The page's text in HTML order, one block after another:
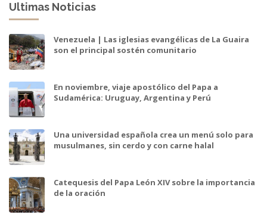
Ultimas Noticias
Venezuela | Las iglesias evangélicas de La Guaira
son el principal sostén comunitario
En noviembre, viaje apostólico del Papa a
Sudamérica: Uruguay, Argentina y Perú
Una universidad española crea un menú solo para
musulmanes, sin cerdo y con carne halal
Catequesis del Papa León XIV sobre la importancia
de la oración